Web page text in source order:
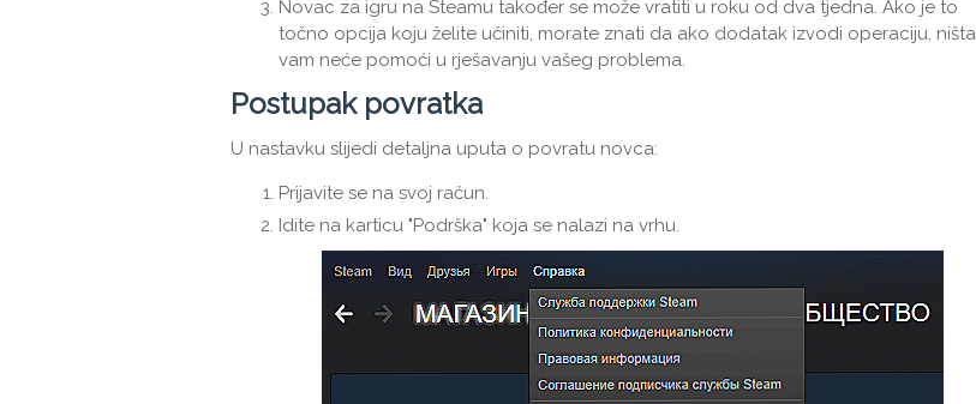
Novac za igru ​​na Steamu također se može vratiti u roku od dva tjedna. Ako je to
točno opcija koju želite učiniti, morate znati da ako dodatak izvodi operaciju, ništa
vam neće pomoći u rješavanju vašeg problema.
Postupak povratka
U nastavku slijedi detaljna uputa o povratu novca:
Prijavite se na svoj račun.
Idite na karticu "Podrška" koja se nalazi na vrhu.